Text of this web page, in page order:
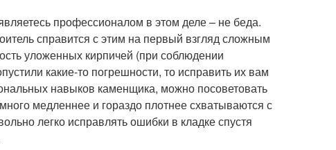
профессионалом в этом деле – не беда.
справится с этим на первый взгляд сложным
уложенных кирпичей (при соблюдении
какие-то погрешности, то исправить их вам
навыков каменщика, можно посоветовать
медленнее и гораздо плотнее схватываются с
легко исправлять ошибки в кладке спустя